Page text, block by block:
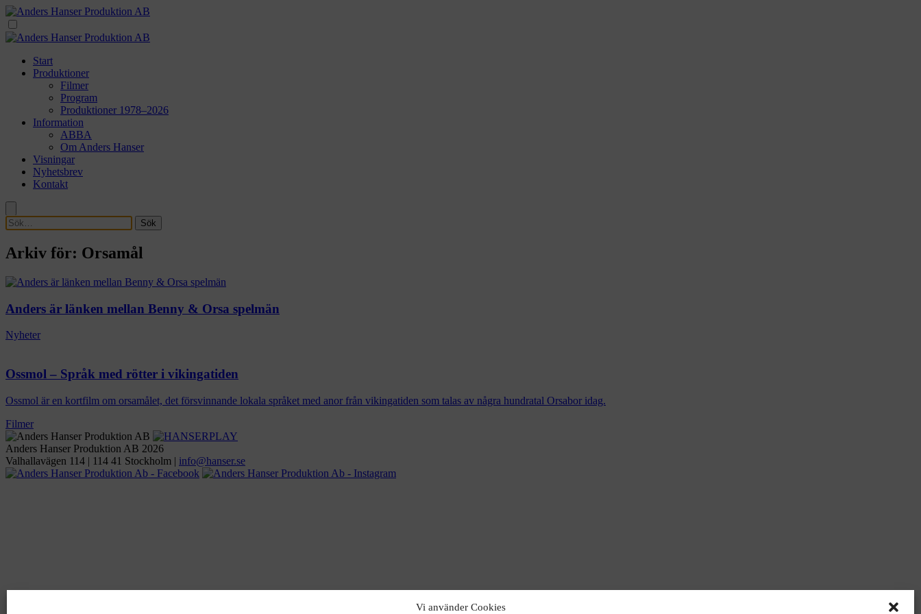
Vi använder Cookies
Start
Produktioner
Filmer
Program
Produktioner 1978–2026
Information
ABBA
Om Anders Hanser
Visningar
Nyhetsbrev
Kontakt
Sök
Arkiv för: Orsamål
Anders är länken mellan Benny & Orsa spelmän
Nyheter
Ossmol – Språk med rötter i vikingatiden
Ossmol är en kortfilm om orsamålet, det försvinnande lokala språket med anor från vikingatiden som talas av några hundratal Orsabor idag.
Filmer
Anders Hanser Produktion AB 2026
Valhallavägen 114 | 114 41 Stockholm |
es.re
snah@
ofni